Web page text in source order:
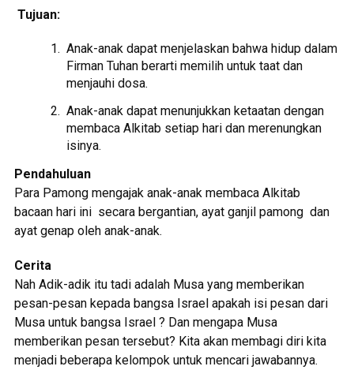
Tujuan:
Anak-anak dapat menjelaskan bahwa hidup dalam
Firman Tuhan berarti memilih untuk taat dan
menjauhi dosa.
Anak-anak dapat menunjukkan ketaatan dengan
membaca Alkitab setiap hari dan merenungkan
isinya.
Pendahuluan
Para Pamong mengajak anak-anak membaca Alkitab
bacaan hari ini secara bergantian, ayat ganjil pamong dan
ayat genap oleh anak-anak.
Cerita
Nah Adik-adik itu tadi adalah Musa yang memberikan
pesan-pesan kepada bangsa Israel apakah isi pesan dari
Musa untuk bangsa Israel ? Dan mengapa Musa
memberikan pesan tersebut? Kita akan membagi diri kita
menjadi beberapa kelompok untuk mencari jawabannya.